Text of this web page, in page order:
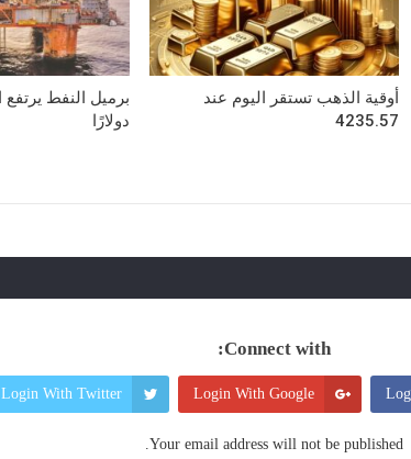
أوقية الذهب تستقر اليوم عند
4235.57
دولارًا
Connect with:
Login With Google
Login With Twitter
Your email address will not be published.